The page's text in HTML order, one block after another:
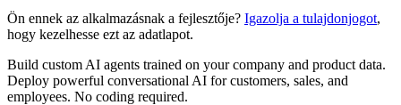
Ön ennek az alkalmazásnak a fejlesztője? Igazolja a tulajdonjogot,
hogy kezelhesse ezt az adatlapot.
Build custom AI agents trained on your company and product data.
Deploy powerful conversational AI for customers, sales, and
employees. No coding required.